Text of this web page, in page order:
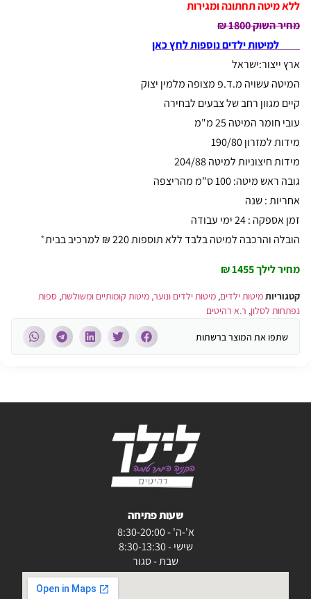
ללא מיטה תחתונהומגירות
מחיר השוק 1800 ₪
למיטות ילדים נוספות לחץ כאן
ארץ ייצור:ישראל
המיטה עשויה מ.ד.פ מצופה מלמין יצוק
קיים מגוון רחב של צבעים לבחירה
עובי חומר המיטה 25 מ"מ
מידות למזרון 190/80
מידות חיצוניות למיטה 204/88
גובה ראש מיטה: 100 ס"מ מהריצפה
אחריות : שנה
זמן אספקה : 24 ימי עבודה
הובלה והרכבה למיטה בלבד ללא תוספות 220 ₪ למרכיב בבית
*
מחיר לילך 1455 ₪
קטגוריותמיטות ילדים, מיטות ילדים ונוער, מיטות קומותיים ומשולשת, ספות
נפתחות לסלון, ר.א רהיטים
שתפו את המוצר ברשתות
שעות פתיחה
א'-ה' - 8:30-20:00
שישי - 8:30-13:30
שבת - סגור